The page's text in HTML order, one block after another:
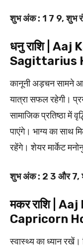
शुभ अंक : 1 7 9, शुभ
धनु राशि | Aaj
Sagittarius
कानूनी अड़चन सामने
यात्रा सफल रहेगी।
सामाजिक प्रतिष्ठा में
पाएंगे। भाग्य का साथ
रहेंगे। शेयर मार्केट
शुभ अंक : 2 3 और 7,
मकर राशि |
Capricorn
स्वास्थ्य का ध्यान रखें।